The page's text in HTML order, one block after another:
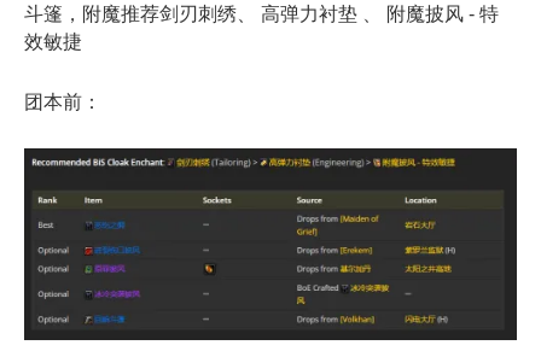
斗篷，附魔推荐剑刃刺绣、 高弹力衬垫 、 附魔披风 - 特
效敏捷
团本前：